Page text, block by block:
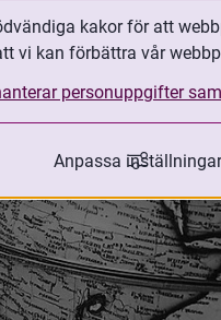
kakor för att
vi kan förbättra vår
personuppgifter
Anpassa inställningar